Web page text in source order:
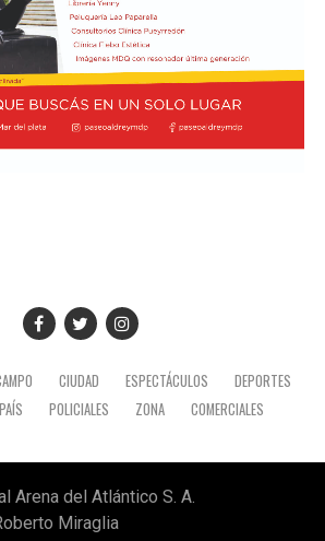
CIUDAD ESPECTÁCULOS
DEPORTES
PAÍS POLICIALES ZONA COMERCIALES
Arena del Atlántico S. A.
Miraglia